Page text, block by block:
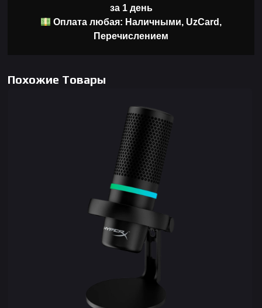
за 1 день
Оплата любая: Наличными, UzCard,
Перечислением
Похожие Товары